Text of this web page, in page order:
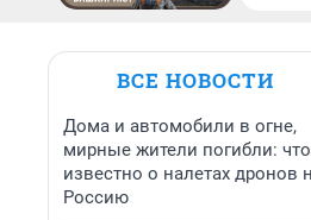
ВСЕ НОВОСТИ
Дома и автомобили в огне,
мирные жители погибли: что
известно о налетах дронов
Россию